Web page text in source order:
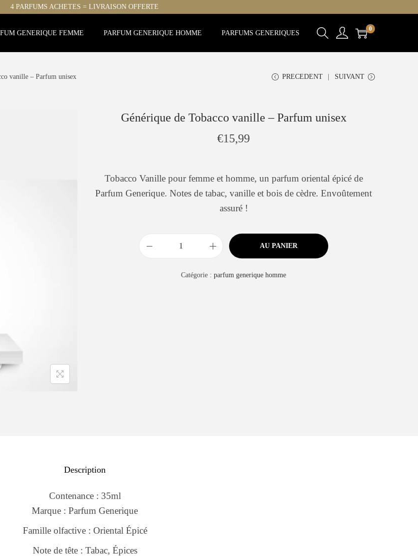
4 PARFUMS ACHETES = LIVRAISON OFFERTE
GENERIQUE FEMME PARFUM GENERIQUE HOMME PARFUMS GENERIQUES
0
vanille – Parfum unisex PRECEDENT SUIVANT
Générique de Tobacco vanille – Parfum unisex
€15,99
Tobacco Vanille pour femme et homme, un parfum oriental épicé de
Parfum Generique. Notes de tabac, vanille et bois de cèdre. Envoûtement
assuré !
AU PANIER
Catégorie : parfum generique homme
Description
Contenance : 35ml
Marque : Parfum Generique
Famille olfactive : Oriental Épicé
Note de tête : Tabac, Épices